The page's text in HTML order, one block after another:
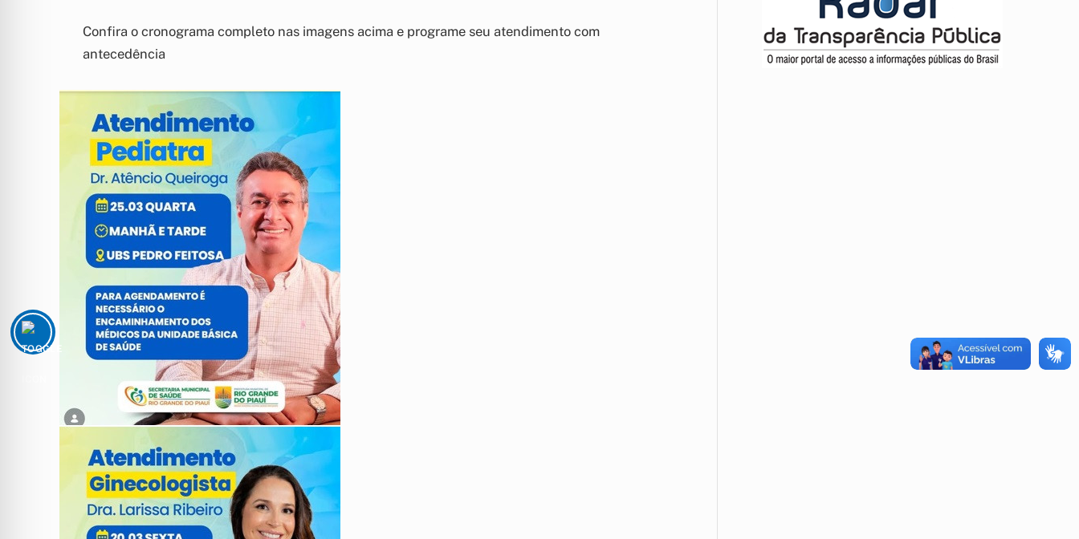
Confira o cronograma completo nas imagens acima e programe seu atendimento com
antecedência